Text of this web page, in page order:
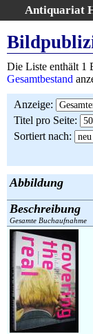
Antiquariat
Home
Gesamtbestand
Kategorien
Schlagwörter
Suchergebnisse
AGB
Widerruf
Über uns
Aktuelle Kataloge
Kontakt
Ankauf
Links
Impressum
Die Liste enthält 1
Gesamtbestand
Anzeige:
Titel pro Seite:
Sortiert nach:
Abbildung
Beschreibung
Gesamte Buchaufnahme